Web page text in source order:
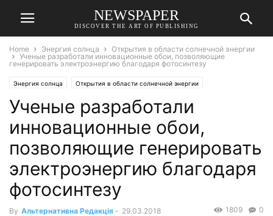
NEWSPAPER
DISCOVER THE ART OF PUBLISHING
Home Энергия солнца
Открытия в области солнечной энергии
Ученые разработали инновационные обои, позволяющие
генерировать электроэнергию благодаря фотосинтезу
Энергия солнца Открытия в области солнечной энергии
Ученые разработали
инновационные обои,
позволяющие генерировать
электроэнергию благодаря
фотосинтезу
By Альтернативна Редакція - 29.03.2018 0
1809